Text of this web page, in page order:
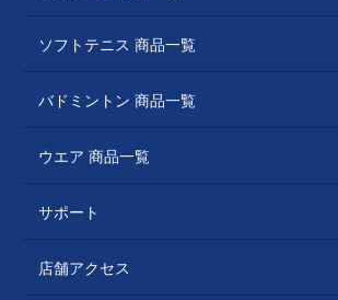
ソフトテニス 商品一覧
バドミントン 商品一覧
ウエア 商品一覧
サポート
店舗アクセス